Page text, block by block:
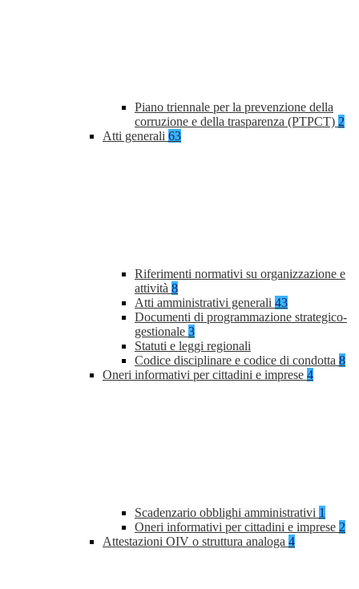
Piano triennale per la prevenzione della
corruzione e della trasparenza (PTPCT) 2
Atti generali 63
Riferimenti normativi su organizzazione e
attività 8
Atti amministrativi generali 43
Documenti di programmazione strategico-
gestionale 3
Statuti e leggi regionali
Codice disciplinare e codice di condotta 8
Oneri informativi per cittadini e imprese 4
Scadenzario obblighi amministrativi 1
Oneri informativi per cittadini e imprese 2
Attestazioni OIV o struttura analoga 4